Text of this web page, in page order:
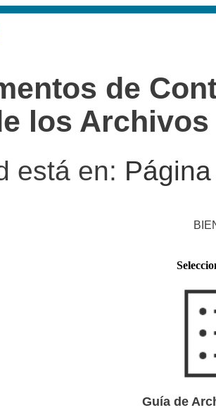
de
los Archivos
está en:
Guía de